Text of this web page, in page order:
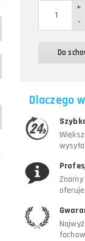
-
+
Do
Dlaczego